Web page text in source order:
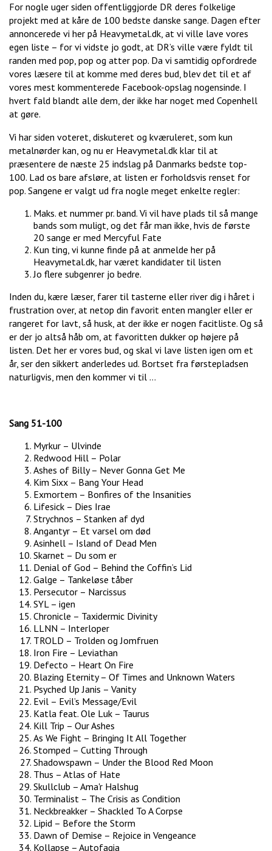
For nogle uger siden offentliggjorde DR deres folkelige
projekt med at kåre de 100 bedste danske sange. Dagen efter
annoncerede vi her på Heavymetal.dk, at vi ville lave vores
egen liste – for vi vidste jo godt, at DR’s ville være fyldt til
randen med pop, pop og atter pop. Da vi samtidig opfordrede
vores læsere til at komme med deres bud, blev det til et af
vores mest kommenterede Facebook-opslag nogensinde. I
hvert fald blandt alle dem, der ikke har noget med Copenhell
at gøre.
Vi har siden voteret, diskuteret og kværuleret, som kun
metalnørder kan, og nu er Heavymetal.dk klar til at
præsentere de næste 25 indslag på Danmarks bedste top-
100. Lad os bare afsløre, at listen er forholdsvis renset for
pop. Sangene er valgt ud fra nogle meget enkelte regler:
Maks. et nummer pr. band. Vi vil have plads til så mange
bands som muligt, og det får man ikke, hvis de første
20 sange er med Mercyful Fate
Kun ting, vi kunne finde på at anmelde her på
Heavymetal.dk, har været kandidater til listen
Jo flere subgenrer jo bedre.
Inden du, kære læser, farer til tasterne eller river dig i håret i
frustration over, at netop din favorit enten mangler eller er
rangeret for lavt, så husk, at der ikke er nogen facitliste. Og så
er der jo altså håb om, at favoritten dukker op højere på
listen. Det her er vores bud, og skal vi lave listen igen om et
år, ser den sikkert anderledes ud. Bortset fra førstepladsen
naturligvis, men den kommer vi til …
Sang 51-100
Myrkur – Ulvinde
Redwood Hill – Polar
Ashes of Billy – Never Gonna Get Me
Kim Sixx – Bang Your Head
Exmortem – Bonfires of the Insanities
Lifesick – Dies Irae
Strychnos – Stanken af dyd
Angantyr – Et varsel om død
Asinhell – Island of Dead Men
Skarnet – Du som er
Denial of God – Behind the Coffin’s Lid
Galge – Tankeløse tåber
Persecutor – Narcissus
SYL – igen
Chronicle – Taxidermic Divinity
LLNN – Interloper
TROLD – Trolden og Jomfruen
Iron Fire – Leviathan
Defecto – Heart On Fire
Blazing Eternity – Of Times and Unknown Waters
Psyched Up Janis – Vanity
Evil – Evil’s Message/Evil
Katla feat. Ole Luk – Taurus
Kill Trip – Our Ashes
As We Fight – Bringing It All Together
Stomped – Cutting Through
Shadowspawn – Under the Blood Red Moon
Thus – Atlas of Hate
Skullclub – Ama'r Halshug
Terminalist – The Crisis as Condition
Neckbreakker – Shackled To A Corpse
Lipid – Before the Storm
Dawn of Demise – Rejoice in Vengeance
Kollapse – Autofagia